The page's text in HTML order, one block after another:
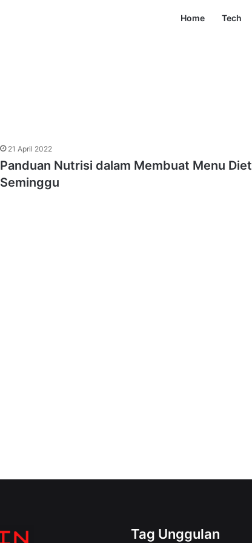
Home Tech
21 April 2022
Panduan Nutrisi dalam Membuat Menu Diet
Seminggu
Tag Unggulan